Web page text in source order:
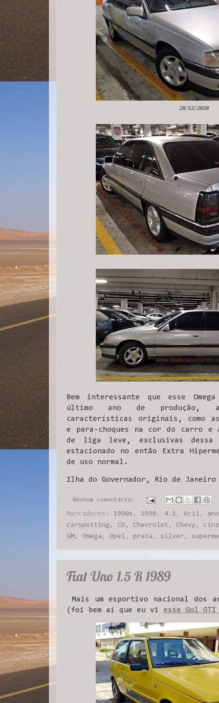
28/12/2020
Bem interessante que esse
último ano de produção,
características originais, como
e para-choques na cor do carro e
de liga leve, exclusivas dessa
estacionado no então Extra
de uso normal.
Ilha do Governador, Rio de
Nenhum comentário:
Marcadores: 1990s , 1998 , 4.1 , 6cil ,
carspotting , CD , Chevrolet , Chevy ,
GM , Omega , Opel , prata , silver ,
Fiat Uno 1.5 R 1989
Mais um esportivo nacional dos
(foi bem aí que eu vi esse Gol GTI